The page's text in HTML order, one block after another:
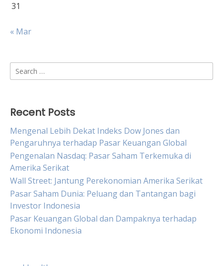
31
« Mar
Search
for:
Recent Posts
Mengenal Lebih Dekat Indeks Dow Jones dan
Pengaruhnya terhadap Pasar Keuangan Global
Pengenalan Nasdaq: Pasar Saham Terkemuka di
Amerika Serikat
Wall Street: Jantung Perekonomian Amerika Serikat
Pasar Saham Dunia: Peluang dan Tantangan bagi
Investor Indonesia
Pasar Keuangan Global dan Dampaknya terhadap
Ekonomi Indonesia